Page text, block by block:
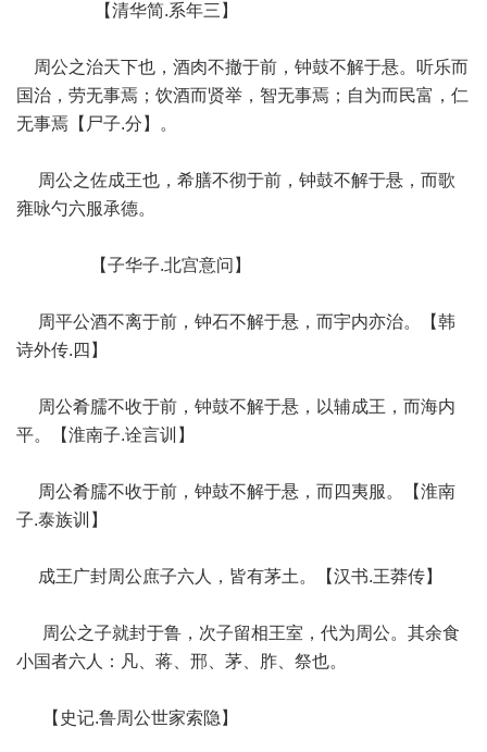
【清华简.系年三】
周公之治天下也，酒肉不撤于前，钟鼓不解于悬。听乐而
国治，劳无事焉；饮酒而贤举，智无事焉；自为而民富，仁
无事焉【尸子.分】。
周公之佐成王也，希膳不彻于前，钟鼓不解于悬，而歌
雍咏勺六服承德。
【子华子.北宫意问】
周平公酒不离于前，钟石不解于悬，而宇内亦治。【韩
诗外传.四】
周公肴臑不收于前，钟鼓不解于悬，以辅成王，而海内
平。【淮南子.诠言训】
周公肴臑不收于前，钟鼓不解于悬，而四夷服。【淮南
子.泰族训】
成王广封周公庶子六人，皆有茅土。【汉书.王莽传】
周公之子就封于鲁，次子留相王室，代为周公。其余食
小国者六人：凡、蒋、邢、茅、胙、祭也。
【史记.鲁周公世家索隐】